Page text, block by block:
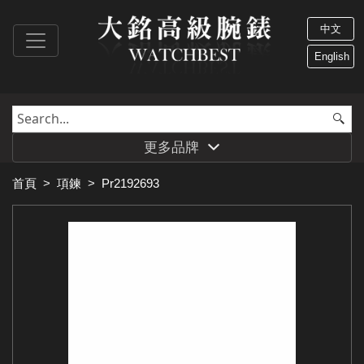
中文
English
更多品牌
首頁 > 項鍊 > Pr2192693